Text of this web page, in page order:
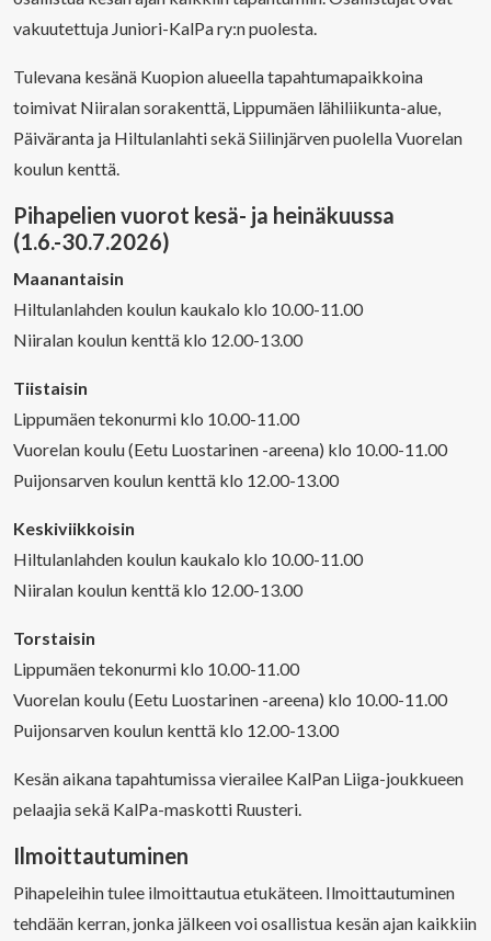
vakuutettuja Juniori-KalPa ry:n puolesta.
Tulevana kesänä Kuopion alueella tapahtumapaikkoina
toimivat Niiralan sorakenttä, Lippumäen lähiliikunta-alue,
Päiväranta ja Hiltulanlahti sekä Siilinjärven puolella Vuorelan
koulun kenttä.
Pihapelien vuorot kesä- ja heinäkuussa
(1.6.-30.7.2026)
Maanantaisin
Hiltulanlahden koulun kaukalo klo 10.00-11.00
Niiralan koulun kenttä klo 12.00-13.00
Tiistaisin
Lippumäen tekonurmi klo 10.00-11.00
Vuorelan koulu (Eetu Luostarinen -areena) klo 10.00-11.00
Puijonsarven koulun kenttä klo 12.00-13.00
Keskiviikkoisin
Hiltulanlahden koulun kaukalo klo 10.00-11.00
Niiralan koulun kenttä klo 12.00-13.00
Torstaisin
Lippumäen tekonurmi klo 10.00-11.00
Vuorelan koulu (Eetu Luostarinen -areena) klo 10.00-11.00
Puijonsarven koulun kenttä klo 12.00-13.00
Kesän aikana tapahtumissa vierailee KalPan Liiga-joukkueen
pelaajia sekä KalPa-maskotti Ruusteri.
Ilmoittautuminen
Pihapeleihin tulee ilmoittautua etukäteen. Ilmoittautuminen
tehdään kerran, jonka jälkeen voi osallistua kesän ajan kaikkiin